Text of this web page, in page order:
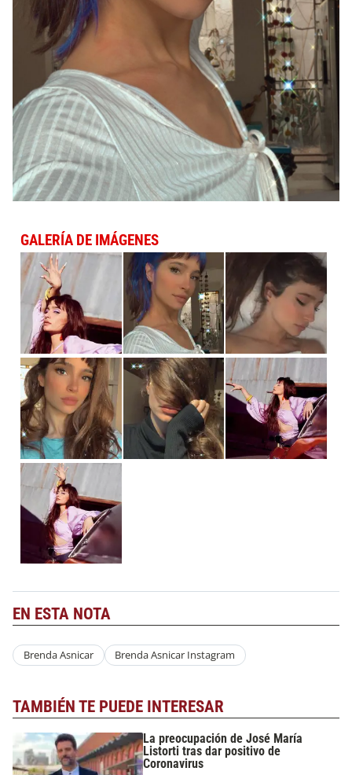
GALERÍA DE IMÁGENES
EN ESTA NOTA
Brenda Asnicar Brenda Asnicar Instagram
TAMBIÉN TE PUEDE INTERESAR
La preocupación de José María
Listorti tras dar positivo de
Coronavirus